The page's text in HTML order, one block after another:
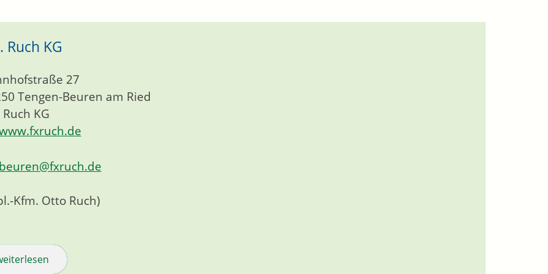
Ruch KG
Ruch KG
27
Tengen-Beuren am Ried
Kfm. Otto Ruch)